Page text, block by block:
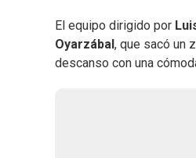
El equipo dirigido por
Oyarzábal , que sacó un
descanso con una